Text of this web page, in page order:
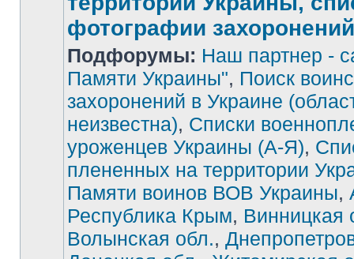
фотографии захоронений
Подфорумы: Наш партнер -
Памяти Украины", Поиск
захоронений в Украине
неизвестна), Списки
уроженцев Украины (А-Я),
плененных на территории
Памяти воинов ВОВ Украины,
Республика Крым, Винницкая
Волынская обл.,